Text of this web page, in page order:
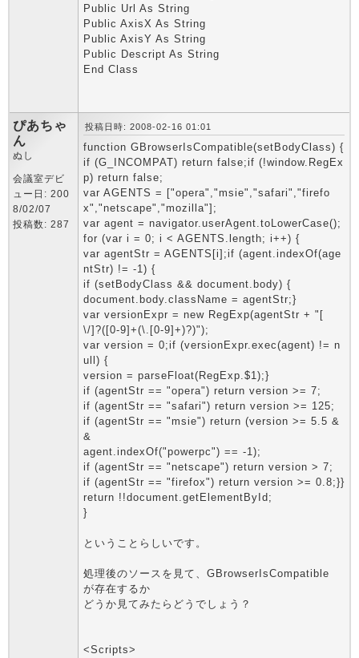
Public Url As String
Public AxisX As String
Public AxisY As String
Public Descript As String
End Class
ぴあちゃ
ん
ぬし
会議室デビ
ュー日: 200
8/02/07
投稿数: 287
投稿日時: 2008-02-16 01:01
function GBrowserIsCompatible(setBodyClass) {
if (G_INCOMPAT) return false;if (!window.RegEx
p) return false;
var AGENTS = ["opera","msie","safari","firefo
x","netscape","mozilla"];
var agent = navigator.userAgent.toLowerCase();
for (var i = 0; i < AGENTS.length; i++) {
var agentStr = AGENTS[i];if (agent.indexOf(age
ntStr) != -1) {
if (setBodyClass && document.body) {
document.body.className = agentStr;}
var versionExpr = new RegExp(agentStr + "[
\/]?([0-9]+(\.[0-9]+)?)");
var version = 0;if (versionExpr.exec(agent) != n
ull) {
version = parseFloat(RegExp.$1);}
if (agentStr == "opera") return version >= 7;
if (agentStr == "safari") return version >= 125;
if (agentStr == "msie") return (version >= 5.5 &
&
agent.indexOf("powerpc") == -1);
if (agentStr == "netscape") return version > 7;
if (agentStr == "firefox") return version >= 0.8;}}
return !!document.getElementById;
}
ということらしいです。
処理後のソースを見て、GBrowserIsCompatible
が存在するか
どうか見てみたらどうでしょう？
<Scripts>